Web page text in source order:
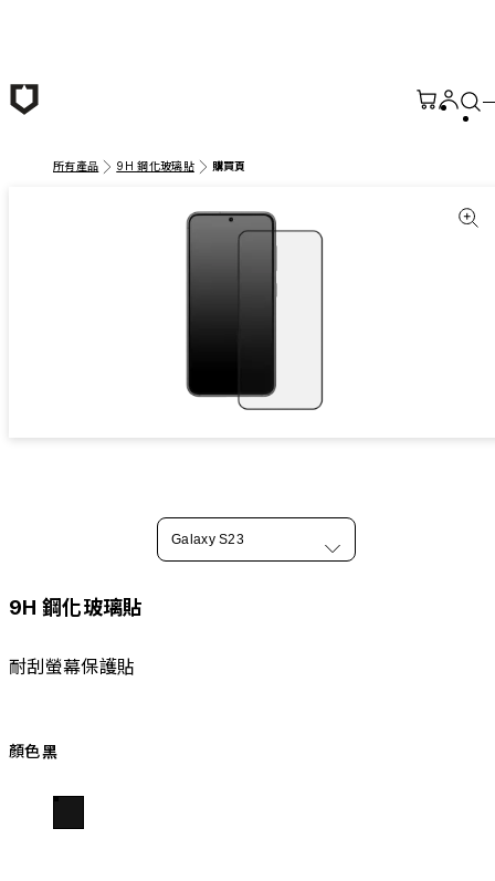
所有產品 9H 鋼化玻璃貼 購買頁
Galaxy S23
9H 鋼化玻璃貼
耐刮螢幕保護貼
顏色黑